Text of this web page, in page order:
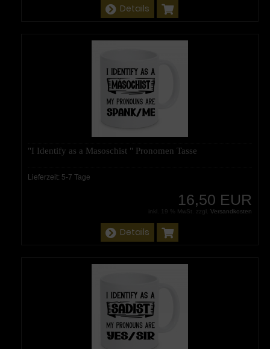
Details
"I Identify as a Masoschist " Pronomen Tasse
Lieferzeit: 5-7 Tage
16,50 EUR
inkl. 19 % MwSt. zzgl. Versandkosten
Details